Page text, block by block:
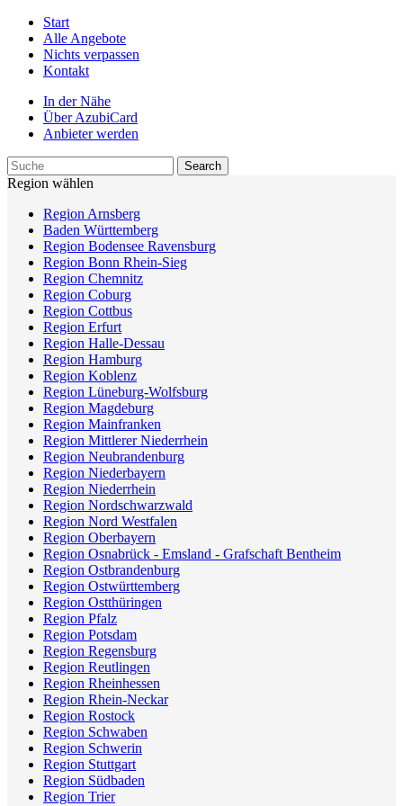
Start
Alle Angebote
Nichts verpassen
Kontakt
In der Nähe
Über AzubiCard
Anbieter werden
Region wählen
Region Arnsberg
Baden Württemberg
Region Bodensee Ravensburg
Region Bonn Rhein-Sieg
Region Chemnitz
Region Coburg
Region Cottbus
Region Erfurt
Region Halle-Dessau
Region Hamburg
Region Koblenz
Region Lüneburg-Wolfsburg
Region Magdeburg
Region Mainfranken
Region Mittlerer Niederrhein
Region Neubrandenburg
Region Niederbayern
Region Niederrhein
Region Nordschwarzwald
Region Nord Westfalen
Region Oberbayern
Region Osnabrück - Emsland - Grafschaft Bentheim
Region Ostbrandenburg
Region Ostwürttemberg
Region Ostthüringen
Region Pfalz
Region Potsdam
Region Regensburg
Region Reutlingen
Region Rheinhessen
Region Rhein-Neckar
Region Rostock
Region Schwaben
Region Schwerin
Region Stuttgart
Region Südbaden
Region Trier